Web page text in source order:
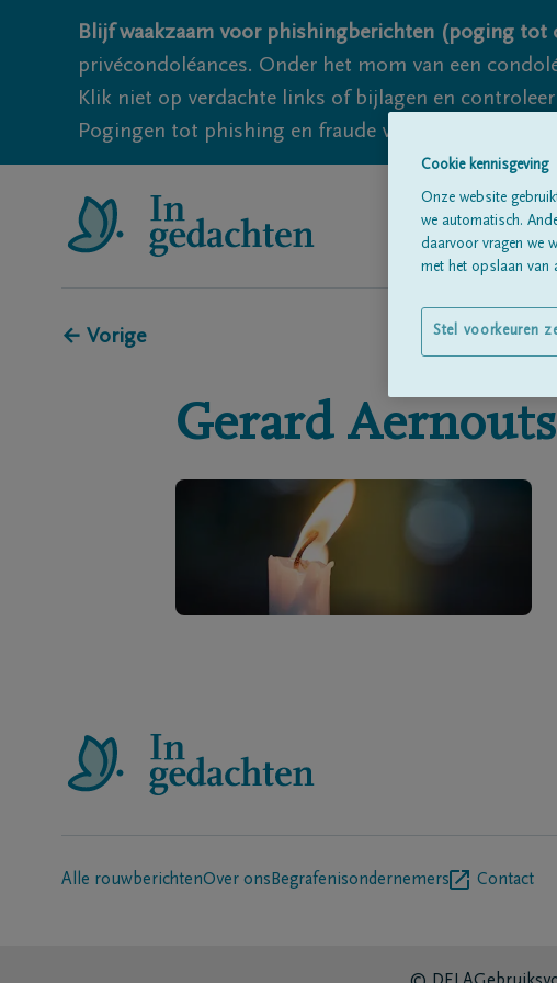
Blijf waakzaam voor phishingberichten (poging tot
privécondoléances. Onder het mom van een
Klik niet op verdachte links of bijlagen en
Pogingen tot phishing en fraude vallen echter
← Vorige
Gerard Aernouts
Alle rouwberichtenOver ons Begrafenisondernemers Contact
Cookie kennisgeving
Onze website
we automatisch.
daarvoor vragen we
met het opslaan van
Stel voorkeuren